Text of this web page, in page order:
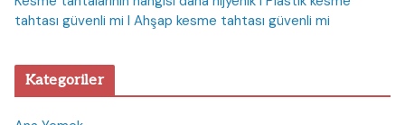
tahtası güvenli mi I Ahşap kesme tahtası güvenli mi
Kategoriler